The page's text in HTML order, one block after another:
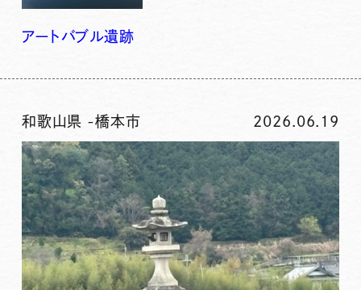
アートバブル遺跡
和歌山県 -橋本市 2026.06.19